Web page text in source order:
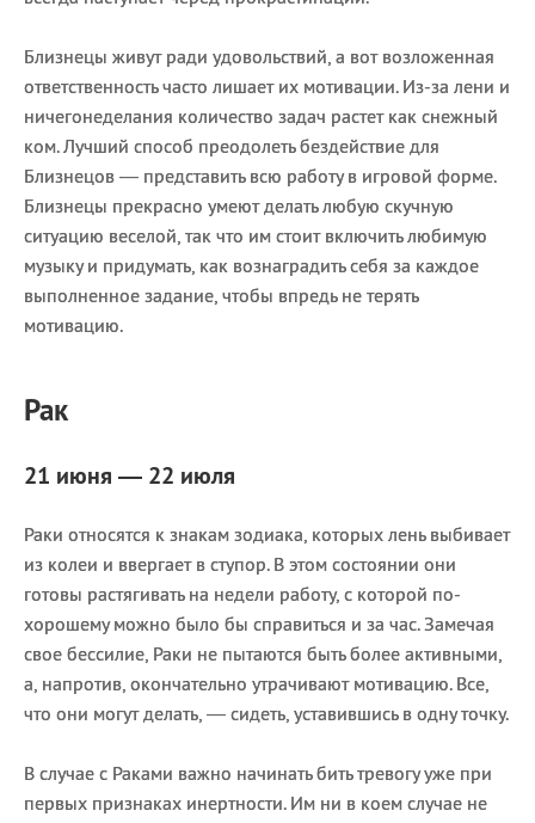
Близнецы живут ради удовольствий, а вот возложенная
ответственность часто лишает их мотивации. Из-за лени и
ничегонеделания количество задач растет как снежный
ком. Лучший способ преодолеть бездействие для
Близнецов — представить всю работу в игровой форме.
Близнецы прекрасно умеют делать любую скучную
ситуацию веселой, так что им стоит включить любимую
музыку и придумать, как вознаградить себя за каждое
выполненное задание, чтобы впредь не терять
мотивацию.
Рак
21 июня — 22 июля
Раки относятся к знакам зодиака, которых лень выбивает
из колеи и ввергает в ступор. В этом состоянии они
готовы растягивать на недели работу, с которой по-
хорошему можно было бы справиться и за час. Замечая
свое бессилие, Раки не пытаются быть более активными,
а, напротив, окончательно утрачивают мотивацию. Все,
что они могут делать, — сидеть, уставившись в одну точку.
В случае с Раками важно начинать бить тревогу уже при
первых признаках инертности. Им ни в коем случае не